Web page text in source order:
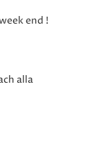
end !
alla